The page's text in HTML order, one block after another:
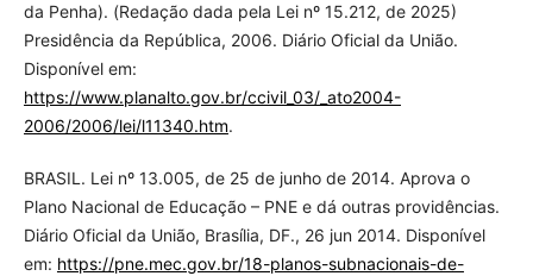
da Penha). (Redação dada pela Lei nº 15.212, de 2025)
Presidência da República, 2006. Diário Oficial da União.
Disponível em:
https://www.planalto.gov.br/ccivil_03/_ato2004-
2006/2006/lei/l11340.htm.
BRASIL. Lei nº 13.005, de 25 de junho de 2014. Aprova o
Plano Nacional de Educação – PNE e dá outras providências.
Diário Oficial da União, Brasília, DF., 26 jun 2014. Disponível
em: https://pne.mec.gov.br/18-planos-subnacionais-de-